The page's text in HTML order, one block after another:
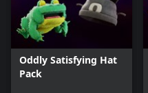
Oddly Satisfying Hat
Pack